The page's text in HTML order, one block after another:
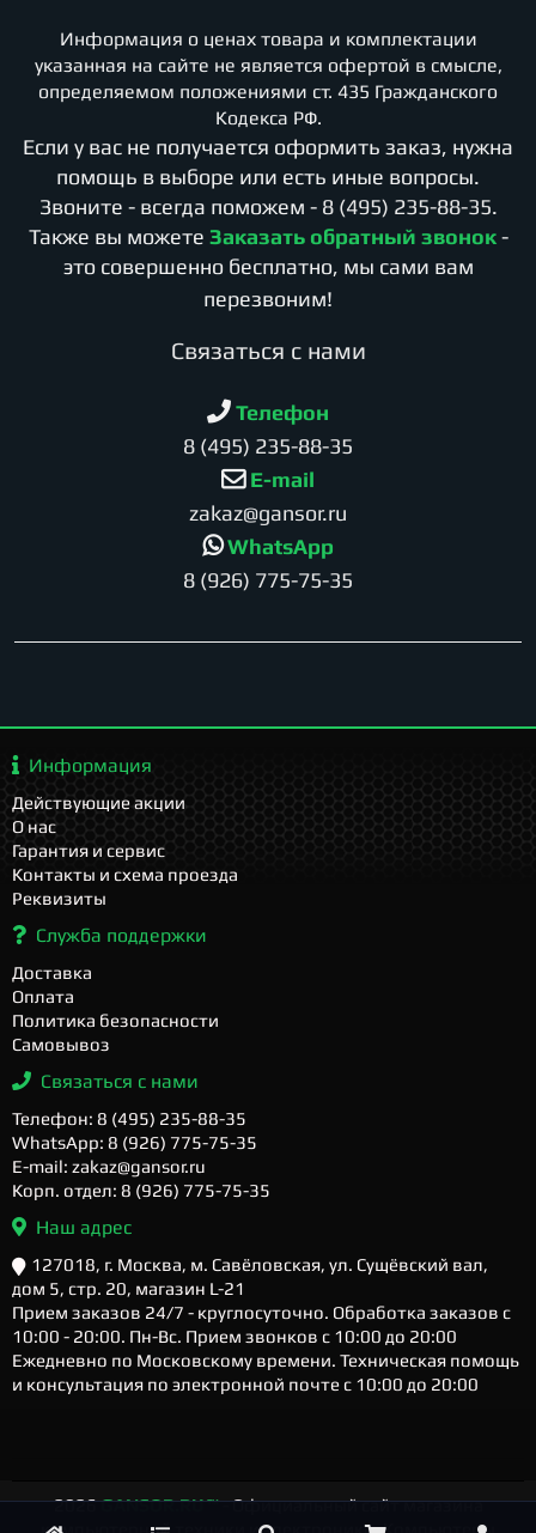
Информация о ценах товара и комплектации
указанная на сайте не является офертой в смысле,
определяемом положениями ст. 435 Гражданского
Кодекса РФ.
Если у вас не получается оформить заказ, нужна
помощь в выборе или есть иные вопросы.
Звоните - всегда поможем - 8 (495) 235-88-35.
Также вы можете Заказать обратный звонок -
это совершенно бесплатно, мы сами вам
перезвоним!
Cвязаться с нами
Телефон
8 (495) 235-88-35
E-mail
zakaz@gansor.ru
WhatsApp
8 (926) 775-75-35
Информация
Действующие акции
О нас
Гарантия и сервис
Контакты и схема проезда
Реквизиты
Служба поддержки
Доставка
Оплата
Политика безопасности
Самовывоз
Связаться с нами
Телефон: 8 (495) 235-88-35
WhatsApp: 8 (926) 775-75-35
E-mail: zakaz@gansor.ru
Корп. отдел: 8 (926) 775-75-35
Наш адрес
127018, г. Москва, м. Савёловская, ул. Сущёвский вал,
дом 5, стр. 20, магазин L-21
Прием заказов 24/7 - круглосуточно. Обработка заказов с
10:00 - 20:00. Пн-Вс. Прием звонков с 10:00 до 20:00
Ежедневно по Московскому времени. Техническая помощь
и консультация по электронной почте с 10:00 до 20:00
2026GANSOR.RU ™- Официальный сайт магазина
компьютерной техники и электроники. Компьютеры